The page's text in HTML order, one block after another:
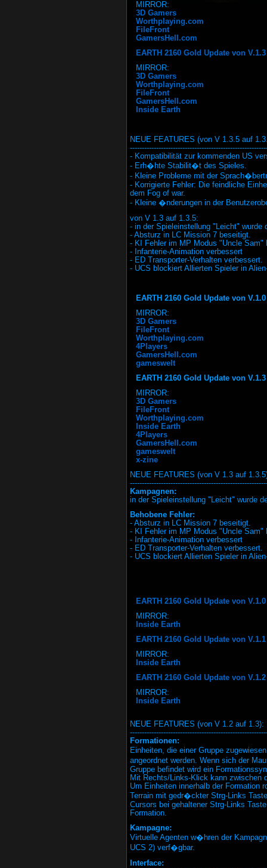
MIRROR:
3D Gamers
Worthplaying.com
FileFront
GamersHell.com
EARTH 2160 Gold Update von
MIRROR:
3D Gamers
Worthplaying.com
FileFront
GamersHell.com
Inside Earth
NEUE FEATURES (von V 1.3.5 auf
- Kompatibilität zur kommenden US
- Erh�hte Stabilit�t des Spieles.
- Kleine Probleme mit der
- Korrigierte Fehler: Die feindliche
dem Fog of war.
- Kleine �nderungen in der
von V 1.3 auf 1.3.5:
- in der Spieleinstellung "Leicht" wurde
- Absturz in LC Mission 7 beseitigt.
- KI Fehler im MP Modus "Uncle Sam"
- Infanterie-Animation verbessert
- ED Transporter-Verhalten verbessert.
- UCS blockiert Allierten Spieler in
EARTH 2160 Gold Update von
MIRROR:
3D Gamers
FileFront
Worthplaying.com
4Players
GamersHell.com
gameswelt
EARTH 2160 Gold Update von
MIRROR:
3D Gamers
FileFront
Worthplaying.com
Inside Earth
4Players
GamersHell.com
gameswelt
x-zine
NEUE FEATURES (von V 1.3 auf
Kampagnen:
in der Spieleinstellung "Leicht" wurde
Behobene Fehler:
- Absturz in LC Mission 7 beseitigt.
- KI Fehler im MP Modus "Uncle Sam"
- Infanterie-Animation verbessert
- ED Transporter-Verhalten verbessert.
- UCS blockiert Allierten Spieler in
EARTH 2160 Gold Update von
MIRROR:
Inside Earth
EARTH 2160 Gold Update von
MIRROR:
Inside Earth
EARTH 2160 Gold Update von
MIRROR:
Inside Earth
NEUE FEATURES (von V 1.2 auf 1.3):
Formationen:
Einheiten, die einer Gruppe
angeordnet werden. Wenn sich der
Gruppe befindet wird ein
Mit Rechts/Links-Klick kann zwischen
Um Einheiten innerhalb der Formation
Terrain mit gedr�ckter Strg-Links
Cursors bei gehaltener Strg-Links
Formation.
Kampagne:
Virtuelle Agenten w�hren der
UCS 2) verf�gbar.
Interface: